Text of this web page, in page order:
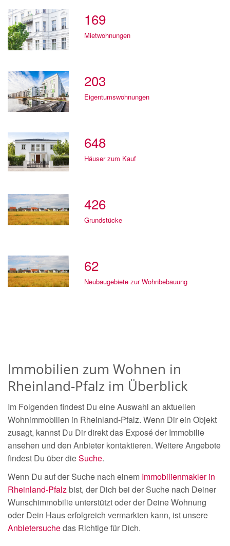
169
Mietwohnungen
203
Eigentumswohnungen
648
Häuser zum Kauf
426
Grundstücke
62
Neubaugebiete zur Wohnbebauung
Immobilien zum Wohnen in
Rheinland-Pfalz im Überblick
Im Folgenden findest Du eine Auswahl an aktuellen
Wohnimmobilien in Rheinland-Pfalz. Wenn Dir ein Objekt
zusagt, kannst Du Dir direkt das Exposé der Immobilie
ansehen und den Anbieter kontaktieren. Weitere Angebote
findest Du über dieSuche.
Wenn Du auf der Suche nach einem Immobilienmakler in
Rheinland-Pfalzbist, der Dich bei der Suche nach Deiner
Wunschimmobilie unterstützt oder der Deine Wohnung
oder Dein Haus erfolgreich vermarkten kann, ist unsere
Anbietersuchedas Richtige für Dich.